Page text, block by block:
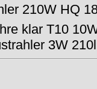
210W HQ
klar T10
3W